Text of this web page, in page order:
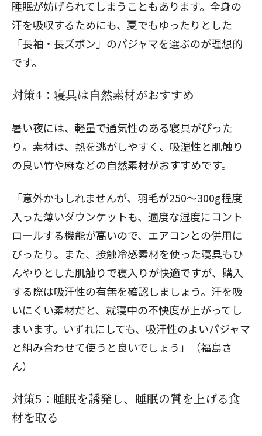
睡眠が妨げられてしまうこともあります。全身の
汗を吸収するためにも、夏でもゆったりとした
「長袖・長ズボン」のパジャマを選ぶのが理想的
です。
対策4：寝具は自然素材がおすすめ
暑い夜には、軽量で通気性のある寝具がぴった
り。素材は、熱を逃がしやすく、吸湿性と肌触り
の良い竹や麻などの自然素材がおすすめです。
「意外かもしれませんが、羽毛が250～300g程度
入った薄いダウンケットも、適度な湿度にコント
ロールする機能が高いので、エアコンとの併用に
ぴったり。また、接触冷感素材を使った寝具もひ
んやりとした肌触りで寝入りが快適ですが、購入
する際は吸汗性の有無を確認しましょう。汗を吸
いにくい素材だと、就寝中の不快度が上がってし
まいます。いずれにしても、吸汗性のよいパジャマ
と組み合わせて使うと良いでしょう」（福島さ
ん）
対策5：睡眠を誘発し、睡眠の質を上げる食
材を取る
閉じる